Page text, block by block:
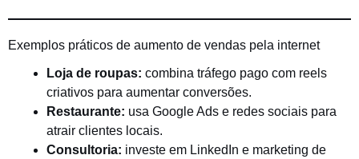
Exemplos práticos de aumento de vendas pela internet
Loja de roupas: combina tráfego pago com reels
criativos para aumentar conversões.
Restaurante: usa Google Ads e redes sociais para
atrair clientes locais.
Consultoria: investe em LinkedIn e marketing de